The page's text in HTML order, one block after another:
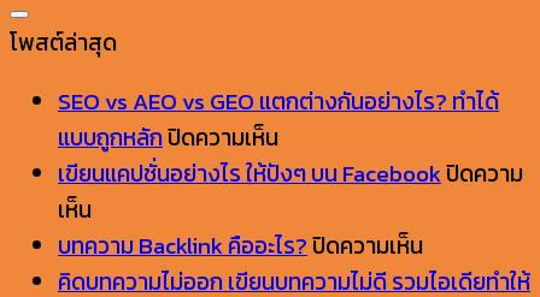
โพสต์ล่าสุด
SEO vs AEO vs GEO แตกต่างกันอย่างไร? ทำได้
แบบถูกหลักปิดความเห็น
SEO
AEO
vs
เขียนแคปชั่นอย่างไร ให้ปังๆ บน Facebookปิดความ
เห็น
เขียน
แคปชั่
บทความ Backlink คืออะไร?ปิดความเห็น
บทความ
คิดบทความไม่ออก เขียนบทความไม่ดี รวมไอเดียทำให้